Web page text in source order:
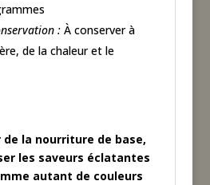
:À conserver à
de la chaleur et le
de la nourriture de base,
les saveurs éclatantes
autant de couleurs